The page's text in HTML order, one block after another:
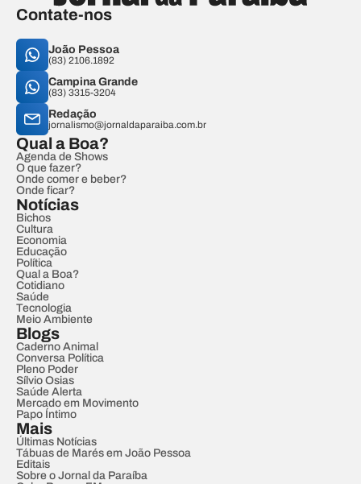
Contate-nos
João Pessoa
(83) 2106.1892
Campina Grande
(83) 3315-3204
Redação
jornalismo@jornaldaparaiba.com.br
Qual a Boa?
Agenda de Shows
O que fazer?
Onde comer e beber?
Onde ficar?
Notícias
Bichos
Cultura
Economia
Educação
Política
Qual a Boa?
Cotidiano
Saúde
Tecnologia
Meio Ambiente
Blogs
Caderno Animal
Conversa Política
Pleno Poder
Sílvio Osias
Saúde Alerta
Mercado em Movimento
Papo Íntimo
Mais
Últimas Notícias
Tábuas de Marés em João Pessoa
Editais
Sobre o Jornal da Paraíba